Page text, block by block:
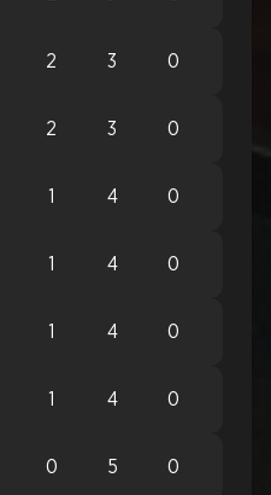
2 3 0
2 3 0
1 4 0
1 4 0
1 4 0
1 4 0
0 5 0